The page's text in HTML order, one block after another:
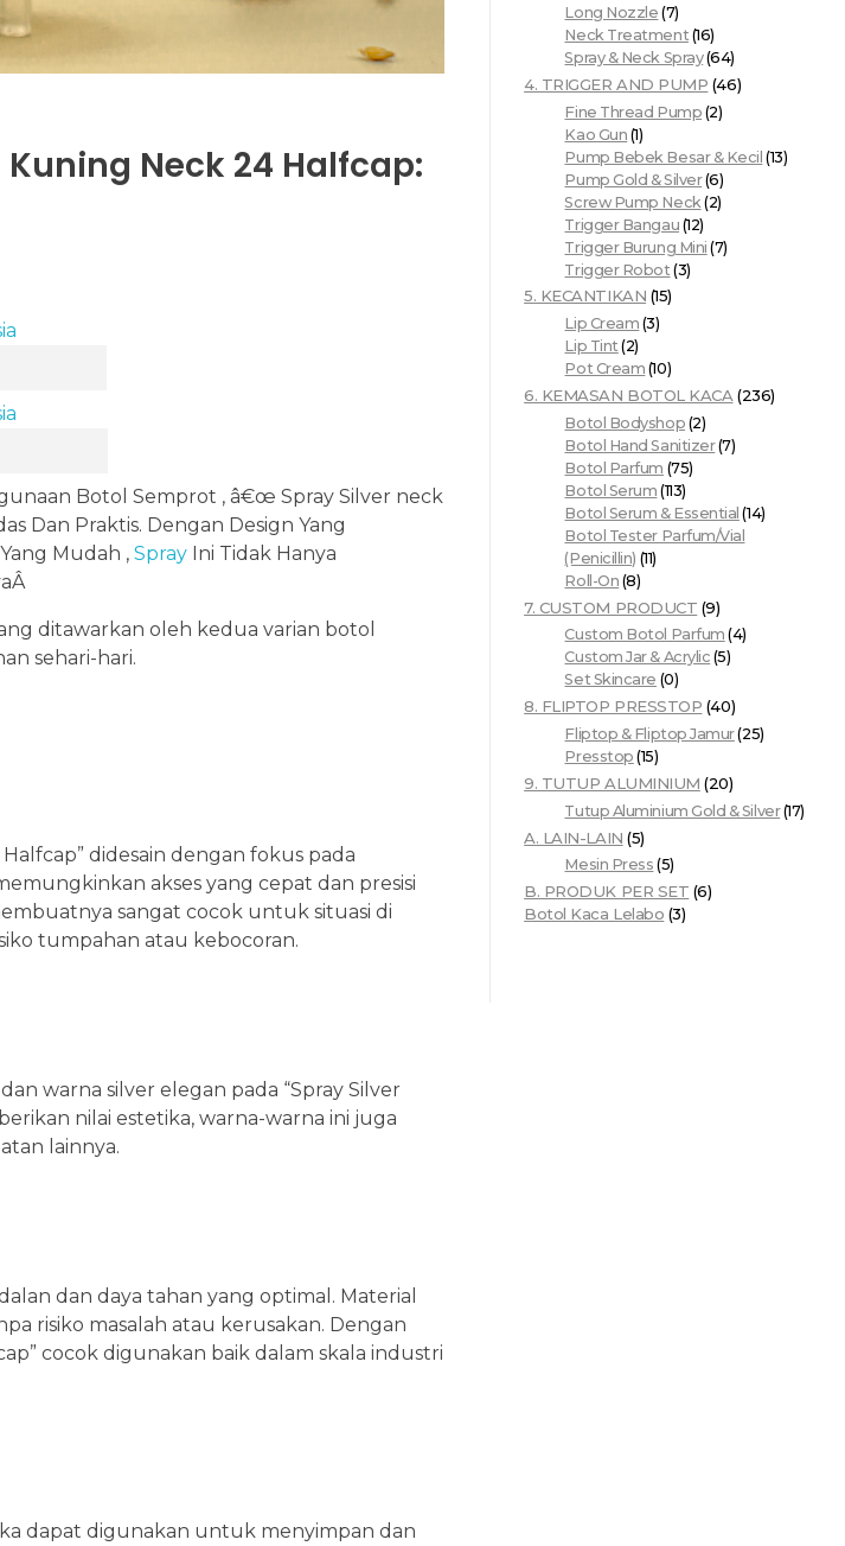
Neck 24 Halfcap:
Botol Semprot , â€œ Spray Silver neck
Dan Praktis. Dengan Design Yang
Mudah , Spray Ini Tidak Hanya
ditawarkan oleh kedua varian botol
sehari-hari.
didesain dengan fokus pada
akses yang cepat dan presisi
sangat cocok untuk situasi di
tumpahan atau kebocoran.
warna silver elegan pada “Spray Silver
nilai estetika, warna-warna ini juga
lainnya.
dan daya tahan yang optimal. Material
risiko masalah atau kerusakan. Dengan
cocok digunakan baik dalam skala industri
dapat digunakan untuk menyimpan dan
Long Nozzle (7)
Neck Treatment (16)
Spray & Neck Spray(64)
4. TRIGGER AND PUMP (46)
Fine Thread Pump (2)
Kao Gun (1)
Pump Bebek Besar & Kecil (13)
Pump Gold & Silver(6)
Screw Pump Neck (2)
Trigger Bangau (12)
Trigger Burung Mini (7)
Trigger Robot (3)
5. KECANTIKAN (15)
Lip Cream (3)
Lip Tint(2)
Pot Cream (10)
6. KEMASAN BOTOL KACA (236)
Botol Bodyshop (2)
Botol Hand Sanitizer(7)
Botol Parfum (75)
Botol Serum (113)
Botol Serum & Essential (14)
Botol Tester Parfum/Vial
(Penicillin) (11)
Roll-On (8)
7. CUSTOM PRODUCT (9)
Custom Botol Parfum (4)
Custom Jar & Acrylic (5)
Set Skincare (0)
8. FLIPTOP PRESSTOP (40)
Fliptop & Fliptop Jamur(25)
Presstop (15)
9. TUTUP ALUMINIUM (20)
Tutup Aluminium Gold & Silver(17)
A. LAIN-LAIN (5)
Mesin Press (5)
B. PRODUK PER SET (6)
Botol Kaca Lelabo (3)